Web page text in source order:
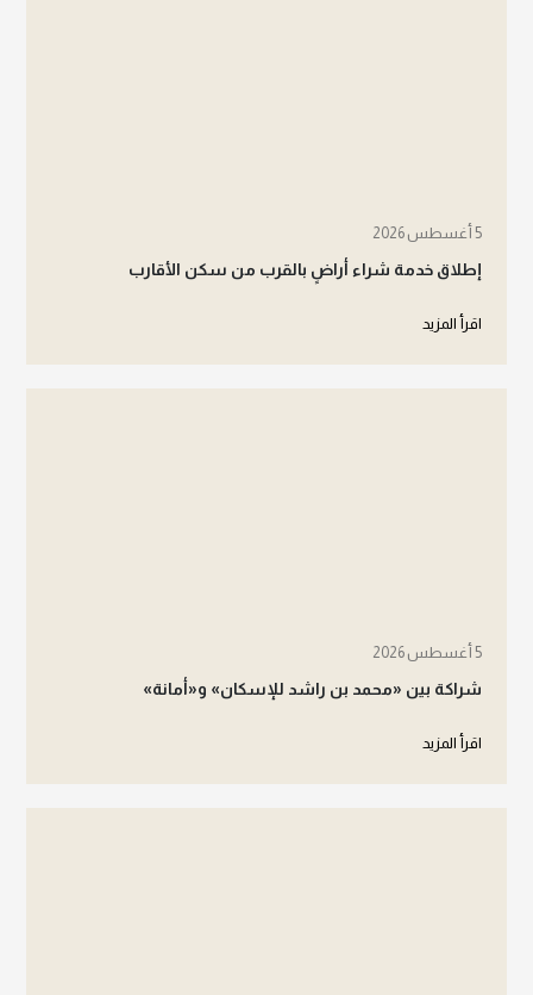
5 أغسطس 2026
إطلاق خدمة شراء أراضٍ بالقرب من سكن الأقارب
اقرأ المزيد
5 أغسطس 2026
شراكة بين «محمد بن راشد للإسكان» و«أمانة»
اقرأ المزيد